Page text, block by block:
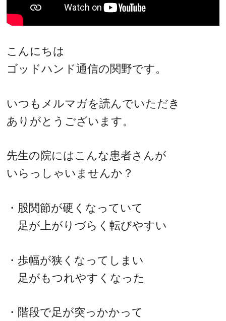
こんにちは
ゴッドハンド通信の関野です。
いつもメルマガを読んでいただき
ありがとうございます。
先生の院にはこんな患者さんが
いらっしゃいませんか？
・股関節が硬くなっていて
足が上がりづらく転びやすい
・歩幅が狭くなってしまい
足がもつれやすくなった
・階段で足が突っかかって